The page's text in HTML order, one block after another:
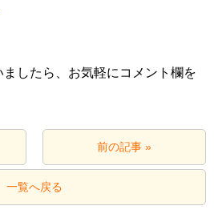
したら、お気軽にコメント欄を
前の記事 »
一覧へ戻る